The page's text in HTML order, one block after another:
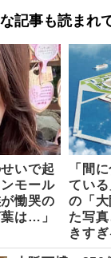
記事も読まれ
いで起
モール
慟哭の
は…」
「間
てい
の「
た写
きす